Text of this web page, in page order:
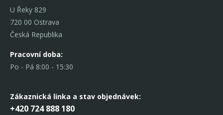
U Řeky 829
720 00 Ostrava
Česká Republika
Pracovní doba:
Po - Pá 8:00 - 15:30
Zákaznická linka a stav objednávek:
+420 724 888 180